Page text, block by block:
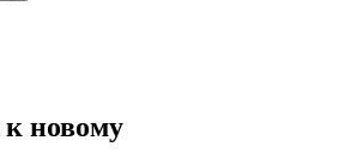
к новому